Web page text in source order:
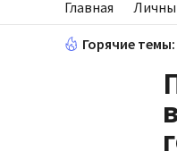
Главная
Горячие темы: